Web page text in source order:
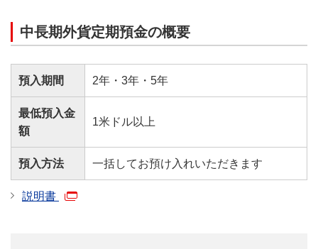
中長期外貨定期預金の概要
預入期間 2年・3年・5年
最低預入金
額
1米ドル以上
預入方法 一括してお預け入れいただきます
説明書